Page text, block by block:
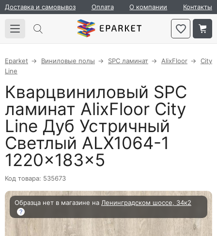
Доставка и самовывоз Оплата О компании Контакты
Eparket Виниловые полы SPC ламинат AlixFloor
City
Line
Кварцвиниловый SPC
ламинат AlixFloor City
Line Дуб Устричный
Светлый ALX1064-1
1220×183×5
Код товара: 535673
Образца нет в магазине на Ленинградском шоссе, 34к2
?